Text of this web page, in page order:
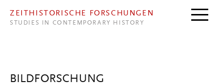
ZEITHISTORISCHE FORSCHUNGEN
STUDIES IN CONTEMPORARY HISTORY
BILDFORSCHUNG